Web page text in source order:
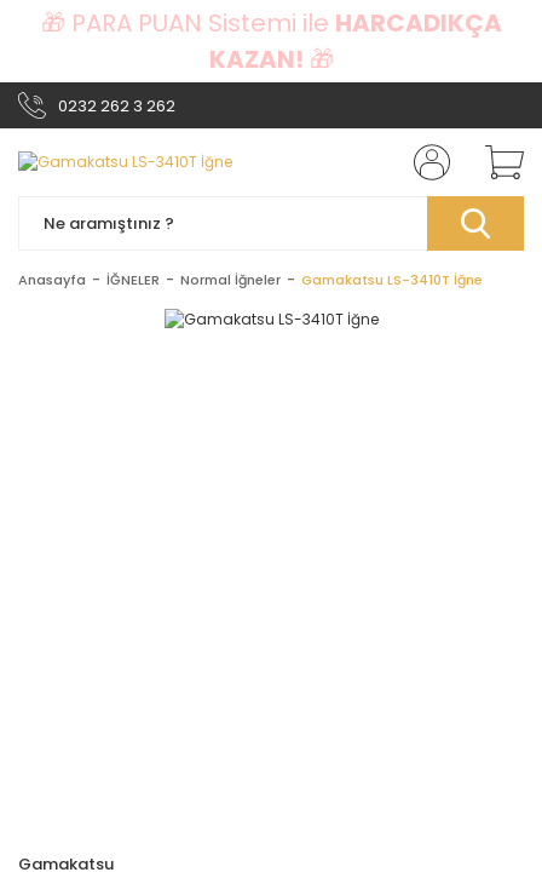
🎁 PARA PUAN Sistemi ile HARCADIKÇA
KAZAN! 🎁
0232 262 3 262
Anasayfa İĞNELER Normal İğneler Gamakatsu LS-3410T İğne
Gamakatsu